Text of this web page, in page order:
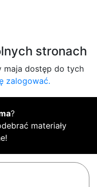
stronach
maja dostęp do tych
zalogować.
?
materiały